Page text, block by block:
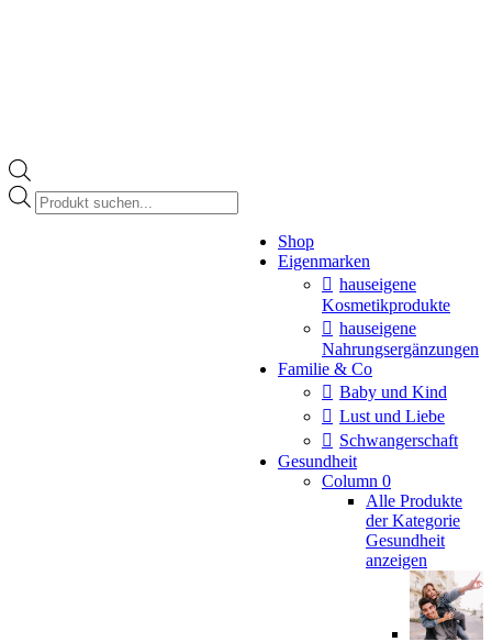
Products
search
Shop
Eigenmarken
hauseigene
Kosmetikprodukte
hauseigene
Nahrungsergänzungen
Familie & Co
Baby und Kind
Lust und Liebe
Schwangerschaft
Gesundheit
Column 0
Alle Produkte
der Kategorie
Gesundheit
anzeigen